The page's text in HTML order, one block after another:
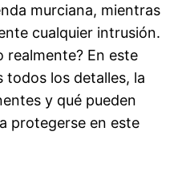
murciana, mientras
cualquier intrusión.
realmente? En este
todos los detalles, la
y qué pueden
protegerse en este